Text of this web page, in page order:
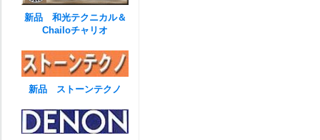
新品 和光テクニカル＆
Chailoチャリオ
新品 ストーンテクノ